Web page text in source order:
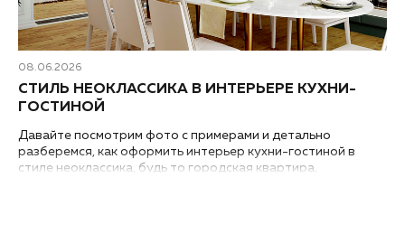
08.06.2026
СТИЛЬ НЕОКЛАССИКА В ИНТЕРЬЕРЕ КУХНИ-
ГОСТИНОЙ
Давайте посмотрим фото с примерами и детально
разберемся, как оформить интерьер кухни-гостиной в
стиле неоклассика, будь то городская квартира,